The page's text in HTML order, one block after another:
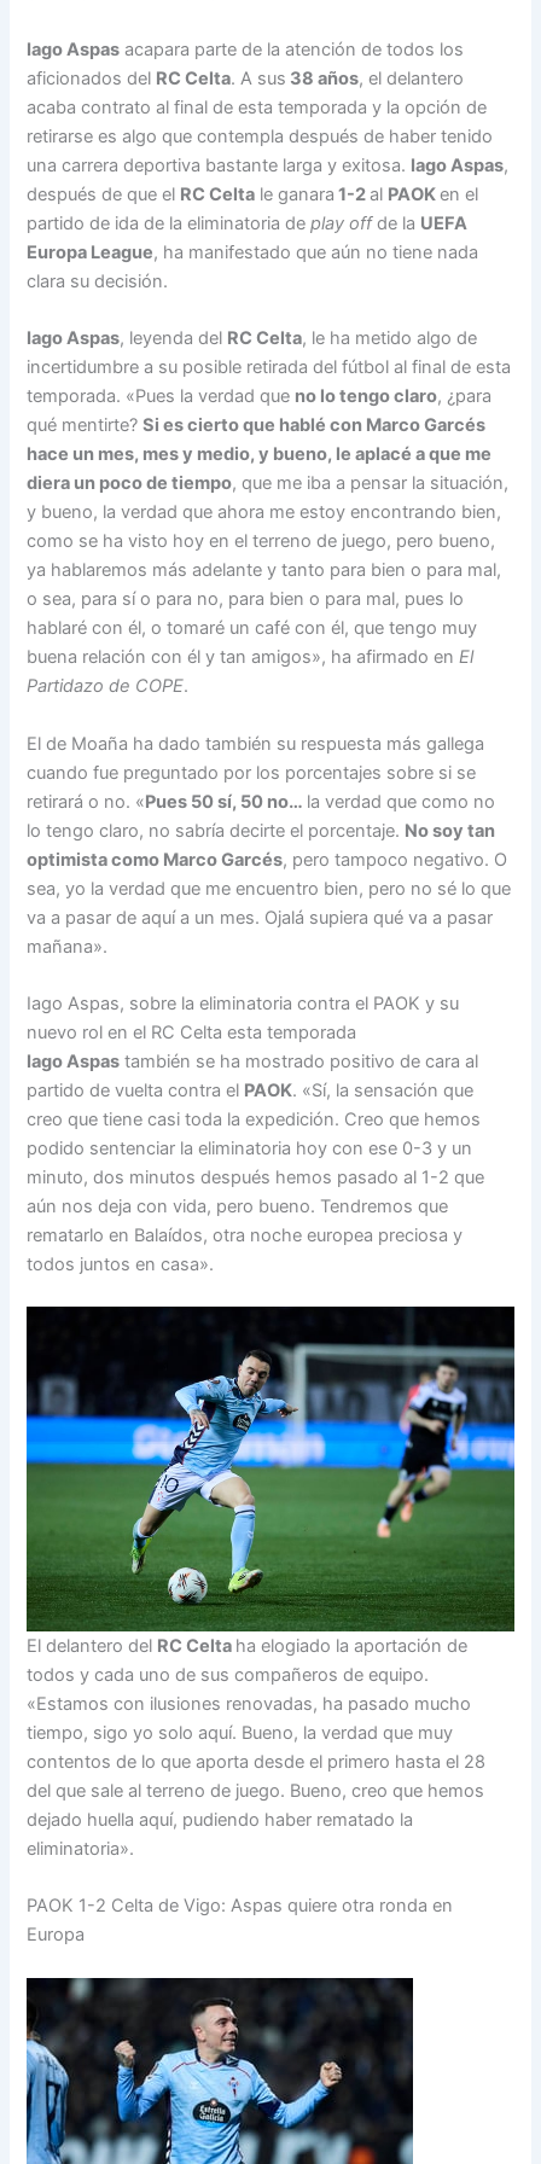
Iago Aspas acapara parte de la atención de todos los
aficionados del RC Celta. A sus 38 años, el delantero
acaba contrato al final de esta temporada y la opción de
retirarse es algo que contempla después de haber tenido
una carrera deportiva bastante larga y exitosa. Iago Aspas,
después de que el RC Celta le ganara 1-2al PAOKen el
partido de ida de la eliminatoria deplay offde la UEFA
Europa League, ha manifestado que aún no tiene nada
clara su decisión.
Iago Aspas, leyenda del RC Celta, le ha metido algo de
incertidumbre a su posible retirada del fútbol al final de esta
temporada. «Pues la verdad que no lo tengo claro, ¿para
qué mentirte?Si es cierto que hablé con Marco Garcés
hace un mes, mes y medio, y bueno, le aplacé a que me
diera un poco de tiempo, que me iba a pensar la situación,
y bueno, la verdad que ahora me estoy encontrando bien,
como se ha visto hoy en el terreno de juego, pero bueno,
ya hablaremos más adelante y tanto para bien o para mal,
o sea, para sí o para no, para bien o para mal, pues lo
hablaré con él, o tomaré un café con él, que tengo muy
buena relación con él y tan amigos», ha afirmado enEl
Partidazo de COPE.
El de Moaña ha dado también su respuesta más gallega
cuando fue preguntado por los porcentajes sobre si se
retirará o no. «Pues 50 sí, 50 no… la verdad que como no
lo tengo claro, no sabría decirte el porcentaje. No soy tan
optimista como Marco Garcés, pero tampoco negativo. O
sea, yo la verdad que me encuentro bien, pero no sé lo que
va a pasar de aquí a un mes. Ojalá supiera qué va a pasar
mañana».
Iago Aspas, sobre la eliminatoria contra el PAOK y su
nuevo rol en el RC Celta esta temporada
Iago Aspas también se ha mostrado positivo de cara al
partido de vuelta contra el PAOK. «Sí, la sensación que
creo que tiene casi toda la expedición. Creo que hemos
podido sentenciar la eliminatoria hoy con ese 0-3 y un
minuto, dos minutos después hemos pasado al 1-2 que
aún nos deja con vida, pero bueno. Tendremos que
rematarlo en Balaídos, otra noche europea preciosa y
todos juntos en casa».
El delantero del RC Celta ha elogiado la aportación de
todos y cada uno de sus compañeros de equipo.
«Estamos con ilusiones renovadas, ha pasado mucho
tiempo, sigo yo solo aquí. Bueno, la verdad que muy
contentos de lo que aporta desde el primero hasta el 28
del que sale al terreno de juego. Bueno, creo que hemos
dejado huella aquí, pudiendo haber rematado la
eliminatoria».
PAOK 1-2 Celta de Vigo: Aspas quiere otra ronda en
Europa